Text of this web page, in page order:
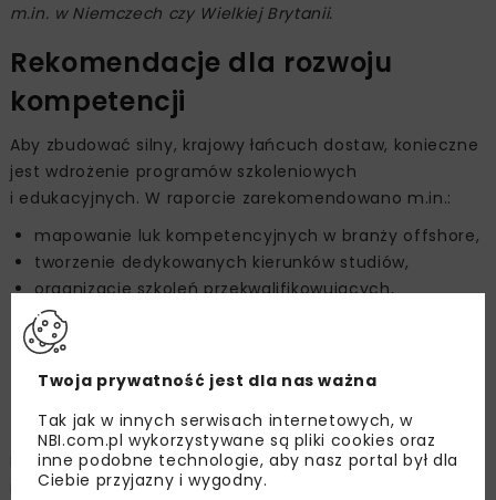
m.in. w Niemczech czy Wielkiej Brytanii.
Rekomendacje dla rozwoju
kompetencji
Aby zbudować silny, krajowy łańcuch dostaw, konieczne
jest wdrożenie programów szkoleniowych
i edukacyjnych. W raporcie zarekomendowano m.in.:
mapowanie luk kompetencyjnych w branży offshore,
tworzenie dedykowanych kierunków studiów,
organizację szkoleń przekwalifikowujących,
rozwój edukacji technicznej w szkołach
podstawowych i ponadpodstawowych,
wdrożenie platform e-learningowych,
wsparcie rządowe i finansowanie kształcenia.
Budowa morskich farm wiatrowych w Polsce to szansa
na rozwój technologiczny i gospodarczy,
Twoja prywatność jest dla nas ważna
Tak jak w innych serwisach internetowych, w
NBI.com.pl wykorzystywane są pliki cookies oraz
inne podobne technologie, aby nasz portal był dla
Ciebie przyjazny i wygodny.